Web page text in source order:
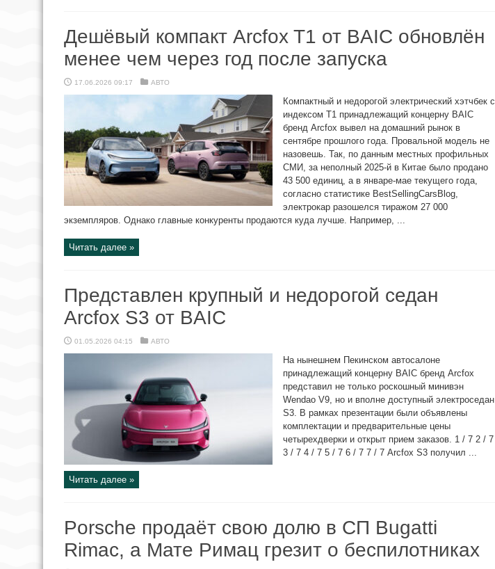
Дешёвый компакт Arcfox T1 от BAIC обновлён
менее чем через год после запуска
17.06.2026 09:17 АВТО
Компактный и недорогой электрический хэтчбек с
индексом T1 принадлежащий концерну BAIC
бренд Arcfox вывел на домашний рынок в
сентябре прошлого года. Провальной модель не
назовешь. Так, по данным местных профильных
СМИ, за неполный 2025-й в Китае было продано
43 500 единиц, а в январе-мае текущего года,
согласно статистике BestSellingCarsBlog,
электрокар разошелся тиражом 27 000
экземпляров. Однако главные конкуренты продаются куда лучше. Например, ...
Читать далее »
Представлен крупный и недорогой седан
Arcfox S3 от BAIC
01.05.2026 04:15 АВТО
На нынешнем Пекинском автосалоне
принадлежащий концерну BAIC бренд Arcfox
представил не только роскошный минивэн
Wendao V9, но и вполне доступный электроседан
S3. В рамках презентации были объявлены
комплектации и предварительные цены
четырехдверки и открыт прием заказов. 1 / 7 2 / 7
3 / 7 4 / 7 5 / 7 6 / 7 7 / 7 Arcfox S3 получил ...
Читать далее »
Porsche продаёт свою долю в СП Bugatti
Rimac, а Мате Римац грезит о беспилотниках